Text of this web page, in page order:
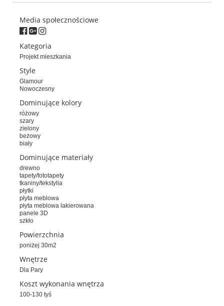
Media społecznościowe
Kategoria
Projekt mieszkania
Style
Glamour
Nowoczesny
Dominujące kolory
różowy
szary
zielony
beżowy
biały
Dominujące materiały
drewno
tapety/fototapety
tkaniny/tekstylia
płytki
płyta meblowa
płyta meblowa lakierowana
panele 3D
szkło
Powierzchnia
poniżej 30m2
Wnętrze
Dla Pary
Koszt wykonania wnętrza
100-130 tyś